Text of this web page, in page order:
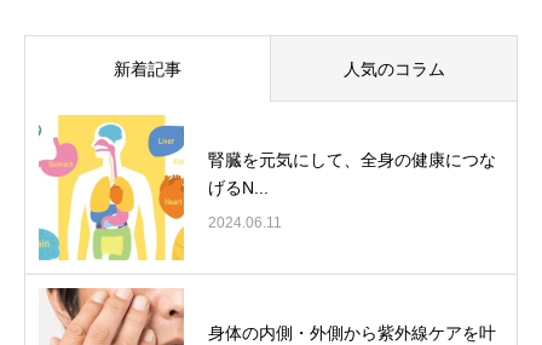
新着記事 人気のコラム
腎臓を元気にして、全身の健康につな
げるN...
2024.06.11
身体の内側・外側から紫外線ケアを叶